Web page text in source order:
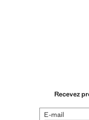
Recevez
E-mail